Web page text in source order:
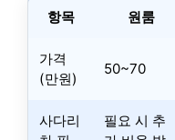
항목 원룸
가격
(만원)
50~70
사다리
필요 시 추